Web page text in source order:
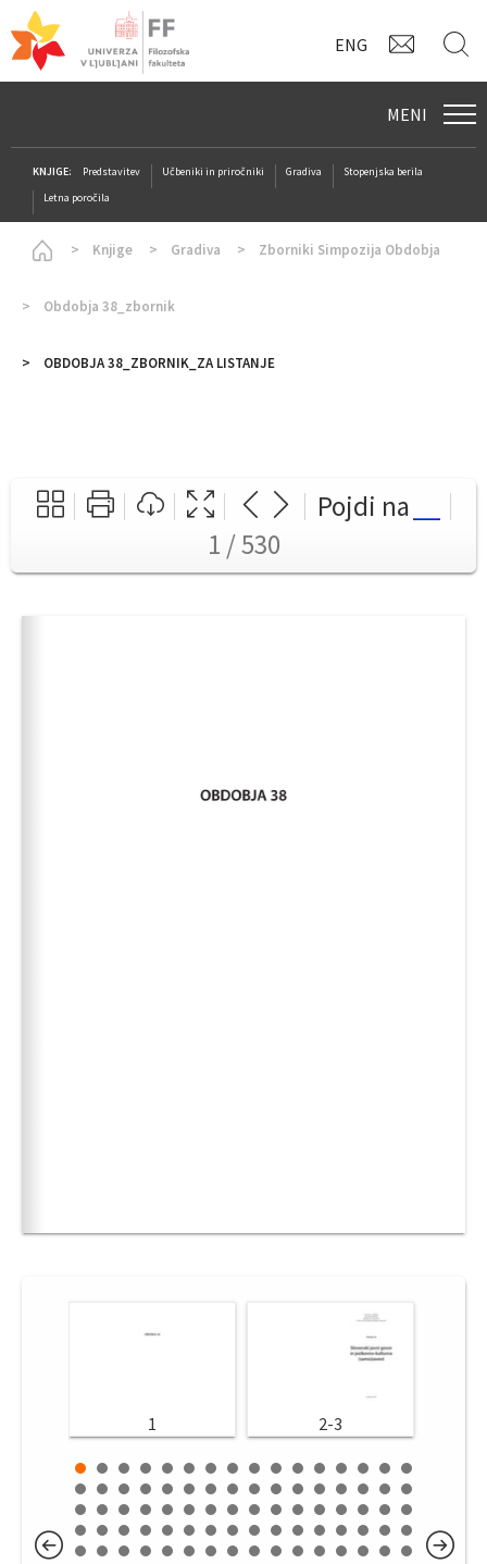
ENG
MENI
KNJIGE: Predstavitev Učbeniki in priročniki Gradiva
Stopenjska berila
Letna poročila
Homepage
Knjige Gradiva Zborniki Simpozija Obdobja
Obdobja 38_zbornik
OBDOBJA 38_ZBORNIK_ZA LISTANJE
Pojdi na
1 / 530
1 2-3